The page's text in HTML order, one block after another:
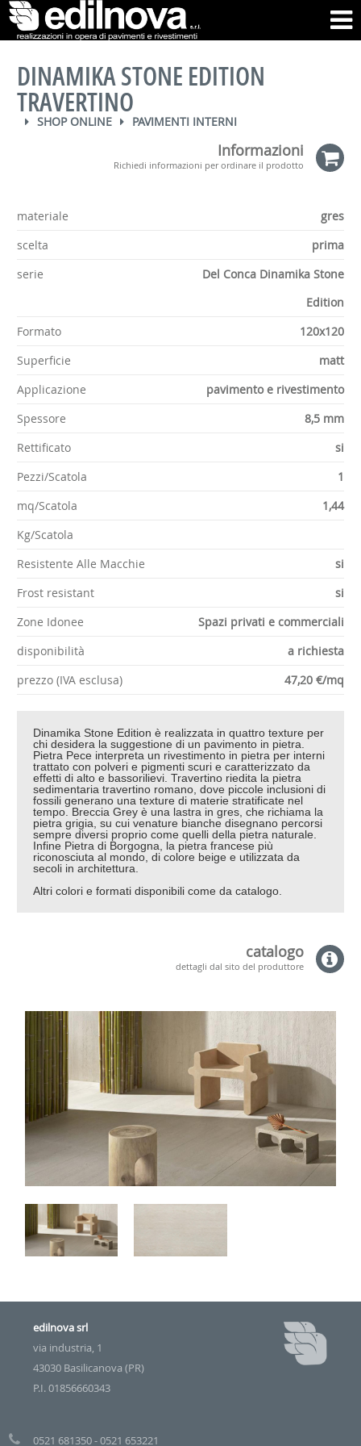
DINAMIKA STONE EDITION
TRAVERTINO
SHOP ONLINE PAVIMENTI INTERNI
Informazioni
Richiedi informazioni per ordinare il prodotto
materiale
gres
scelta
prima
serie
Del Conca Dinamika Stone
Edition
Formato
120x120
Superficie
matt
Applicazione
pavimento e rivestimento
Spessore
8,5 mm
Rettificato
si
Pezzi/Scatola
1
mq/Scatola
1,44
Kg/Scatola
Resistente Alle Macchie
si
Frost resistant
si
Zone Idonee
Spazi privati e commerciali
disponibilità
a richiesta
prezzo (IVA esclusa)
47,20 €/mq
Dinamika Stone Edition è realizzata in quattro texture per
chi desidera la suggestione di un pavimento in pietra.
Pietra Pece interpreta un rivestimento in pietra per interni
trattato con polveri e pigmenti scuri e caratterizzato da
effetti di alto e bassorilievi. Travertino riedita la pietra
sedimentaria travertino romano, dove piccole inclusioni di
fossili generano una texture di materie stratificate nel
tempo. Breccia Grey è una lastra in gres, che richiama la
pietra grigia, su cui venature bianche disegnano percorsi
sempre diversi proprio come quelli della pietra naturale.
Infine Pietra di Borgogna, la pietra francese più
riconosciuta al mondo, di colore beige e utilizzata da
secoli in architettura.
Altri colori e formati disponibili come da catalogo.
catalogo
dettagli dal sito del produttore
edilnova srl
via industria, 1
43030 Basilicanova (PR)
P.I. 01856660343
0521 681350 - 0521 653221